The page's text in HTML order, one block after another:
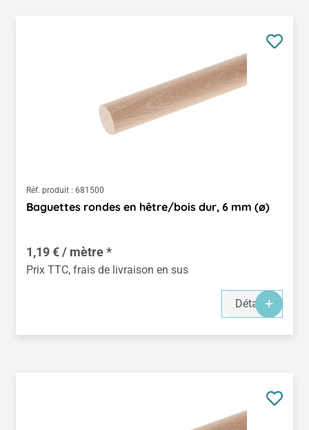
Réf. produit : 681500
Baguettes rondes en hêtre/bois dur, 6 mm (ø)
1,19 € / mètre *
Prix TTC, frais de livraison en sus
Détails